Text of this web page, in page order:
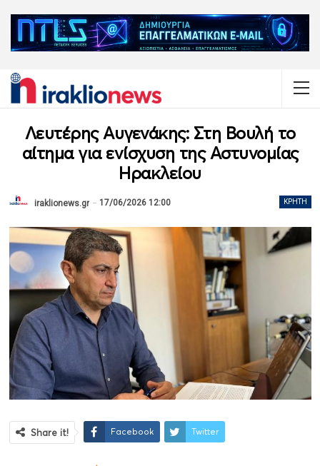
Λευτέρης Αυγενάκης: Στη Βουλή το
αίτημα για ενίσχυση της Αστυνομίας
Ηρακλείου
ΚΡΉΤΗ
iraklionews.gr 17/06/2026 12:00
Share it! Facebook Twitter